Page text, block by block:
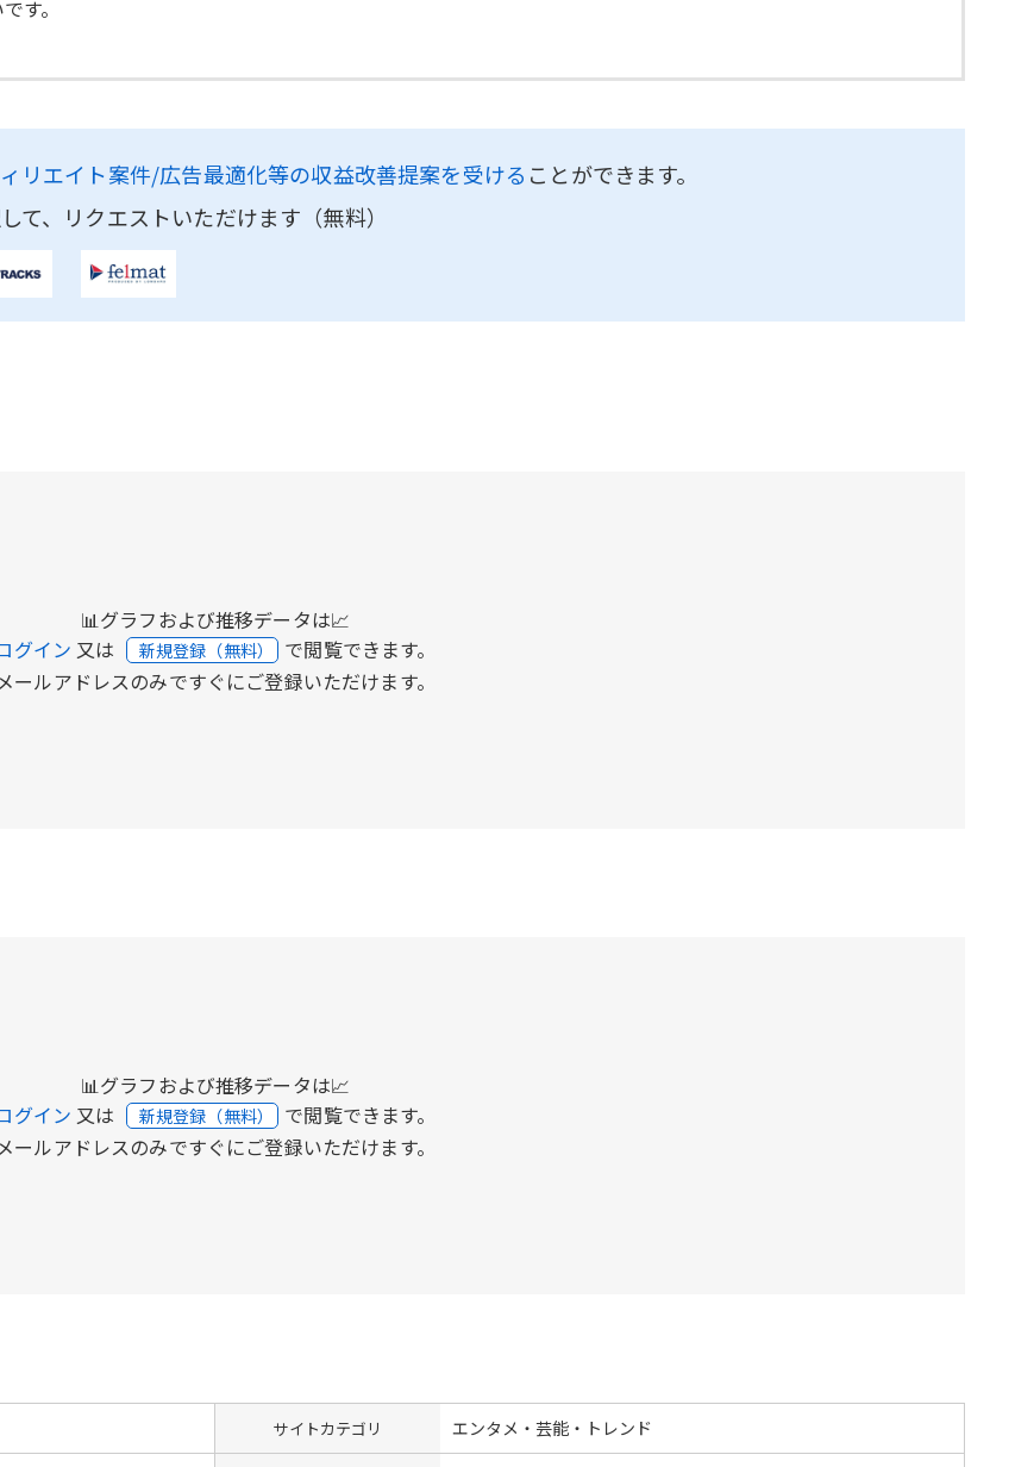
す。
リエイト案件/広告最適化等の収益改善提案を受ける ことができます。
て、リクエストいただけます（無料）
📊グラフおよび推移データは📈
グイン 又は 新規登録（無料） で閲覧できます。
メールアドレスのみですぐにご登録いただけます。
📊グラフおよび推移データは📈
グイン 又は 新規登録（無料） で閲覧できます。
メールアドレスのみですぐにご登録いただけます。
サイトカテゴリ エンタメ・芸能・トレンド